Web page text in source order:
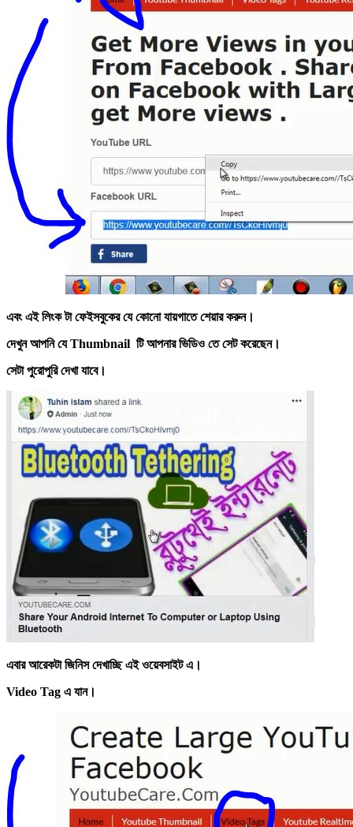
এবং এই লিংক টা ফেইসবুকের যে কোনো যায়গাতে শেয়ার করুন।
দেখুন আপনি যে Thumbnail টি আপনার ভিডিও তে সেট করেছেন।
সেটা পুরোপুরি দেখা যাবে।
এবার আরেকটা জিনিস দেখাচ্ছি এই ওয়েবসাইট এ।
Video Tag এ যান।